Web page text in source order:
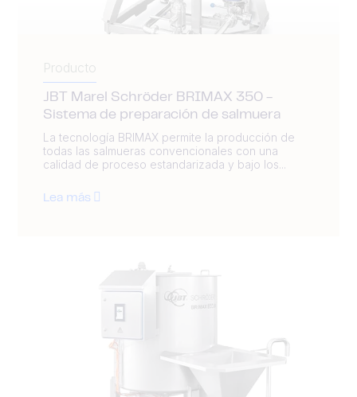
Producto
JBT Marel Schröder BRIMAX 350 -
Sistema de preparación de salmuera
La tecnología BRIMAX permite la producción de
todas las salmueras convencionales con una
calidad de proceso estandarizada y bajo los...
Lea más